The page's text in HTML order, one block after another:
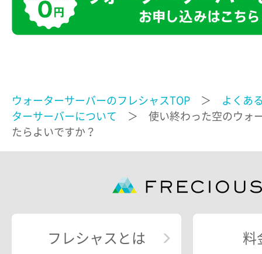
ウォーターサーバーのフレシャスTOP ＞
よくあ
ターサーバーについて
＞ 使い終わった空のウォ
たらよいですか？
フレシャスとは 料